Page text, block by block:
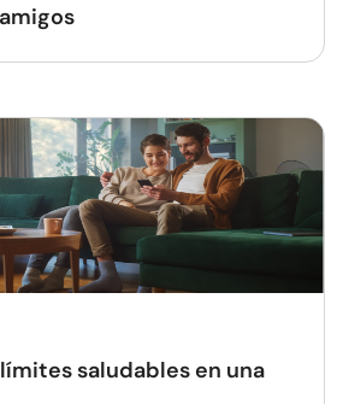
saludables en una